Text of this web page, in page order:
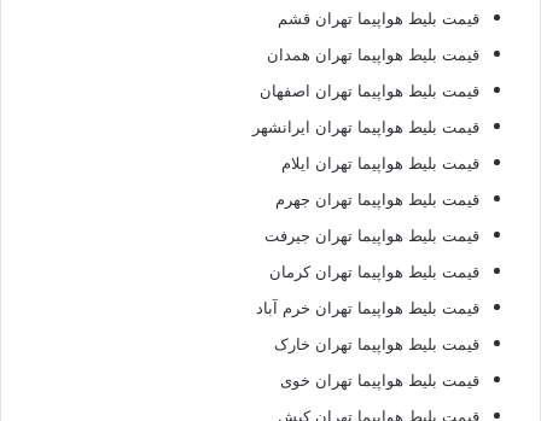
قیمت بلیط هواپیما تهران قشم
قیمت بلیط هواپیما تهران همدان
قیمت بلیط هواپیما تهران اصفهان
قیمت بلیط هواپیما تهران ایرانشهر
قیمت بلیط هواپیما تهران ایلام
قیمت بلیط هواپیما تهران جهرم
قیمت بلیط هواپیما تهران جیرفت
قیمت بلیط هواپیما تهران کرمان
قیمت بلیط هواپیما تهران خرم آباد
قیمت بلیط هواپیما تهران خارک
قیمت بلیط هواپیما تهران خوی
قیمت بلیط هواپیما تهران کیش